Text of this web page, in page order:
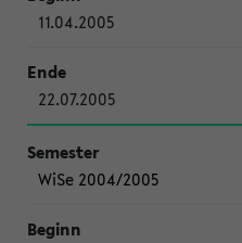
11.04.2005
22.07.2005
WiSe 2004/2005